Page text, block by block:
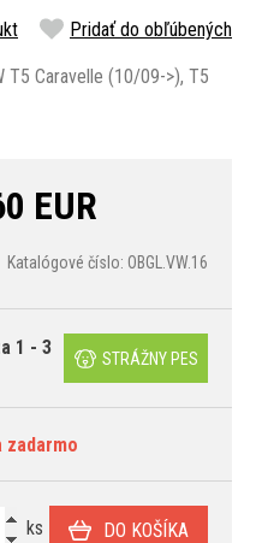
Pridať do obľúbených
T5 Caravelle (10/09->), T5
EUR
Katalógové číslo: OBGL.VW.16
1 - 3
STRÁŽNY PES
zadarmo
ks DO KOŠÍKA